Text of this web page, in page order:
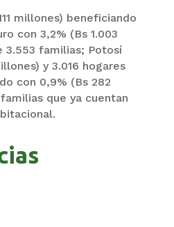
millones) beneficiando
con 3,2% (Bs 1.003
3.553 familias; Potosí
y 3.016 hogares
con 0,9% (Bs 282
que ya cuentan